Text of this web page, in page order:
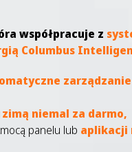
współpracuje z
Columbus
zimą niemal za darmo,
panelu lub aplikacji